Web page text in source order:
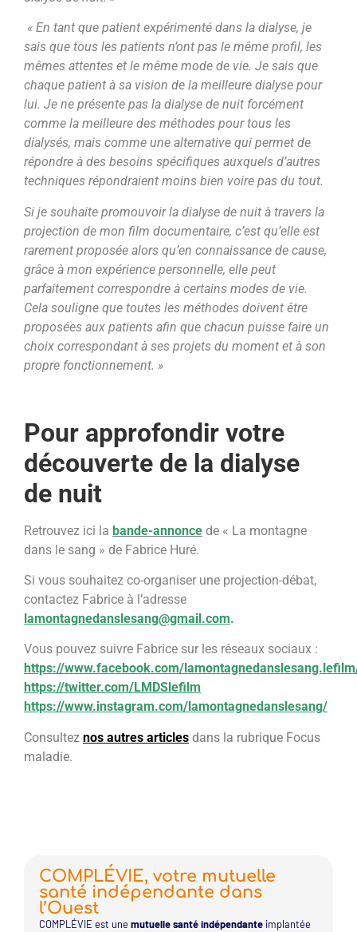
« En tant que patient expérimenté dans la dialyse, je
sais que tous les patients n’ont pas le même profil, les
mêmes attentes et le même mode de vie. Je sais que
chaque patient à sa vision de la meilleure dialyse pour
lui. Je ne présente pas la dialyse de nuit forcément
comme la meilleure des méthodes pour tous les
dialysés, mais comme une alternative qui permet de
répondre à des besoins spécifiques auxquels d’autres
techniques répondraient moins bien voire pas du tout.
Si je souhaite promouvoir la dialyse de nuit à travers la
projection de mon film documentaire, c’est qu’elle est
rarement proposée alors qu’en connaissance de cause,
grâce à mon expérience personnelle, elle peut
parfaitement correspondre à certains modes de vie.
Cela souligne que toutes les méthodes doivent être
proposées aux patients afin que chacun puisse faire un
choix correspondant à ses projets du moment et à son
propre fonctionnement. »
Pour approfondir votre
découverte de la dialyse
de nuit
Retrouvez ici la bande-annonce de « La montagne
dans le sang » de Fabrice Huré.
Si vous souhaitez co-organiser une projection-débat,
contactez Fabrice à l’adresse
lamontagnedanslesang@gmail.com.
Vous pouvez suivre Fabrice sur les réseaux sociaux :
https://www.facebook.com/
https://twitter.com/LMDSlefilm
https://www.instagram.com/lamontagnedanslesang/
Consultez nos autres articles dans la rubrique Focus
maladie.
COMPLÉVIE, votre mutuelle
santé indépendante dans
l’Ouest
COMPLÉVIE est unemutuelle santé indépendante implantée